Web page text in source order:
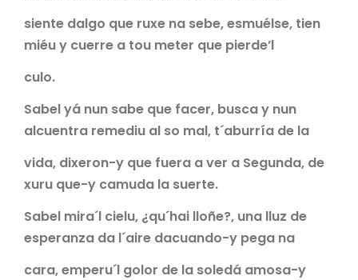
siente dalgo que ruxe na sebe, esmuélse, tien
miéu y cuerre a tou meter que pierde’l
culo.
Sabel yá nun sabe que facer, busca y nun
alcuentra remediu al so mal, t´aburría de la
vida, dixeron-y que fuera a ver a Segunda, de
xuru que-y camuda la suerte.
Sabel mira´l cielu, ¿qu´hai lloñe?, una lluz de
esperanza da l´aire dacuando-y pega na
cara, emperu´l golor de la soledá amosa-y